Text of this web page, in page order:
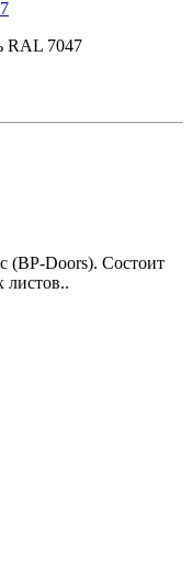
RAL 7047
(BP-Doors). Состоит
листов..